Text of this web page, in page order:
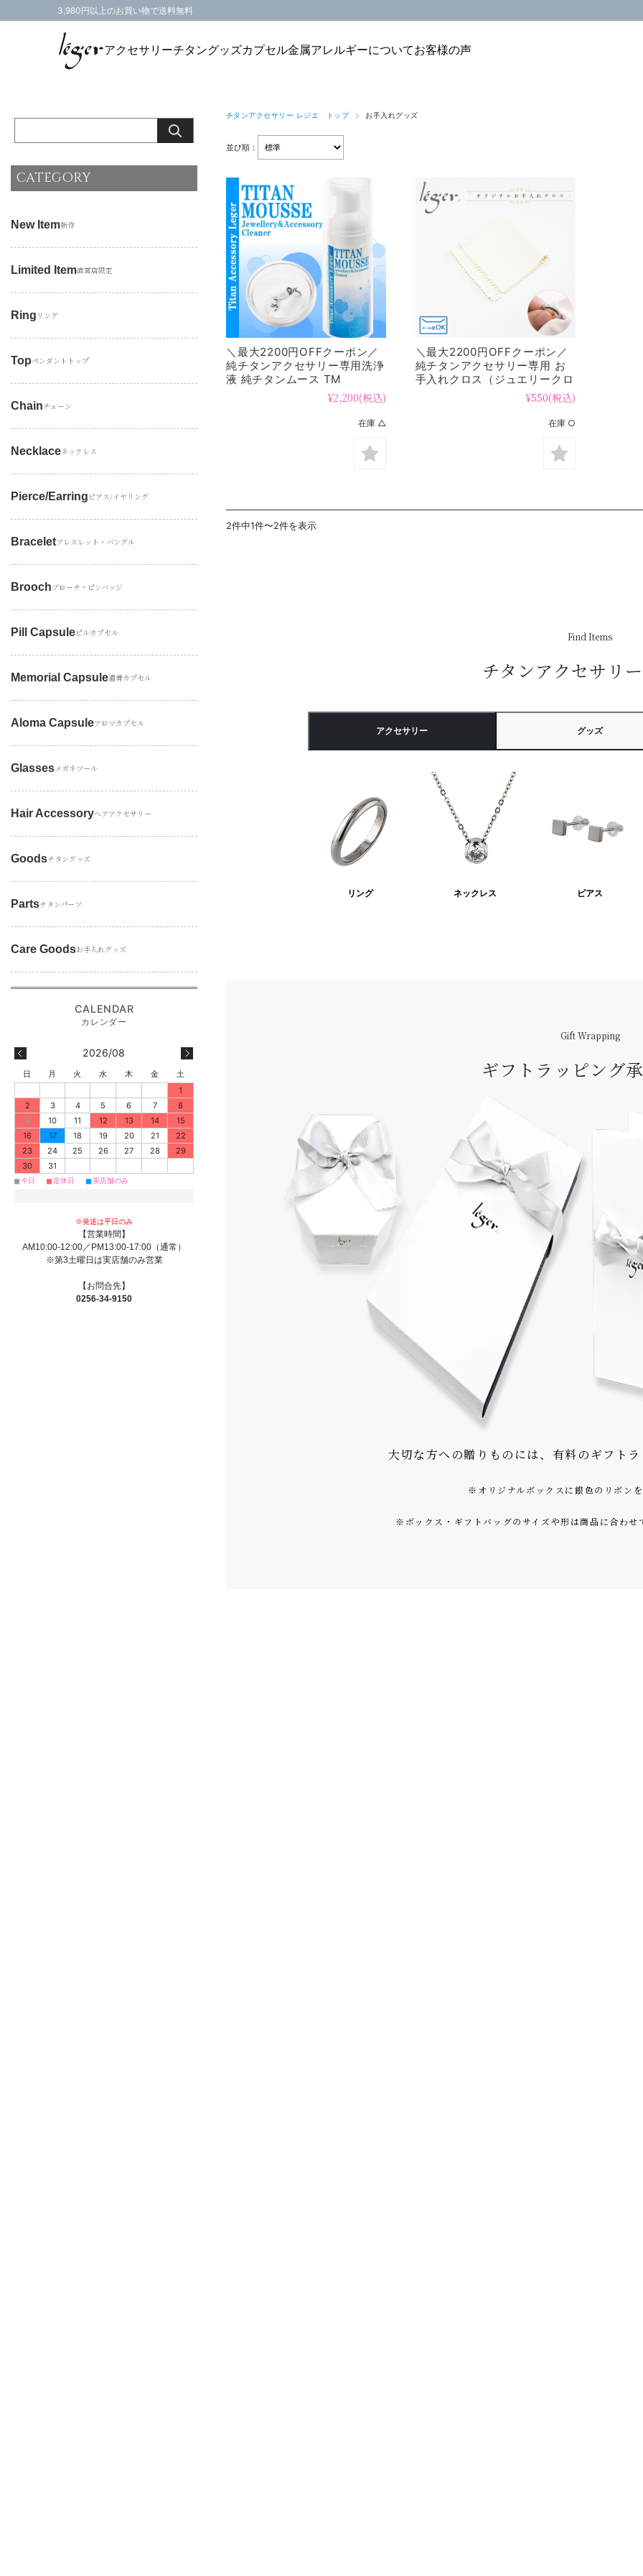
3,980円以上のお買い物で送料無料
アクセサリーチタングッズカプセル金属アレルギーについてお客様の声
チタンアクセサリー レジエ トップ お手入れグッズ
並び順：
＼最大2200円OFFクーポン／
純チタンアクセサリー専用洗浄
液 純チタンムース TM
¥2,200(税込)
在庫 △
＼最大2200円OFFクーポン／
純チタンアクセサリー専用 お
手入れクロス（ジュエリークロ
¥550(税込)
在庫 ○
2件中1件〜2件を表示
Find Items
チタンアクセサリ
アクセサリー グッズ
リング ネックレス ピアス
Gift Wrapping
ギフトラッピング
大切な方への贈りものには、 有料のギフト
※オリジナルボックスに銀色のリボン
※ボックス・ギフトバッグのサイズや形は商品に合わせ
CATEGORY
New Item新作
Limited Item直営店限定
Ring リング
Topペンダントトップ
Chainチェーン
Necklaceネックレス
Pierce/earring ピアス/イヤリング
Braceletブレスレット・バングル
Broochブローチ・ピンバッジ
Pill Capsuleピルカプセル
Memorial Capsule遺骨カプセル
Aloma Capsuleアロマカプセル
Glassesメガネツール
Hair Accessoryヘアアクセサリー
Goodsチタングッズ
Partsチタンパーツ
Care Goodsお手入れグッズ
2026/08
日 月 火 水 木 金
土
1
2
3 4 5 6 7
8
9
10 11 12 13 14
15
16
17 18 19 20 21
22
23
24 25 26 27 28
29
30
31
■今日 ■定休日 ■実店舗のみ
※発送は平日のみ
【営業時間】
AM10:00-12:00／PM13:00-17:00（通常）
※第3土曜日は実店舗のみ営業
【お問合先】
0256-34-9150